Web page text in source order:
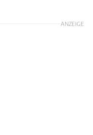
ANZEIGE